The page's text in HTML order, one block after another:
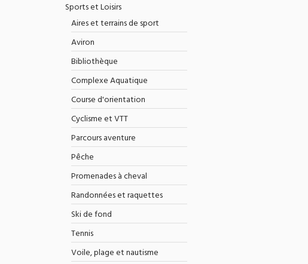
Sports et Loisirs
Aires et terrains de sport
Aviron
Bibliothèque
Complexe Aquatique
Course d'orientation
Cyclisme et VTT
Parcours aventure
Pêche
Promenades à cheval
Randonnées et raquettes
Ski de fond
Tennis
Voile, plage et nautisme